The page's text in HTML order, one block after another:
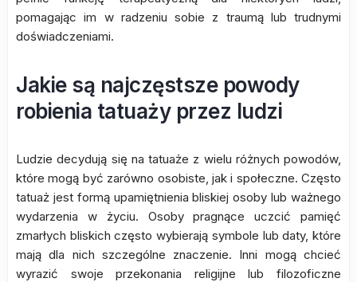
pomagając im w radzeniu sobie z traumą lub trudnymi
doświadczeniami.
Jakie są najczęstsze powody
robienia tatuaży przez ludzi
Ludzie decydują się na tatuaże z wielu różnych powodów,
które mogą być zarówno osobiste, jak i społeczne. Często
tatuaż jest formą upamiętnienia bliskiej osoby lub ważnego
wydarzenia w życiu. Osoby pragnące uczcić pamięć
zmarłych bliskich często wybierają symbole lub daty, które
mają dla nich szczególne znaczenie. Inni mogą chcieć
wyrazić swoje przekonania religijne lub filozoficzne